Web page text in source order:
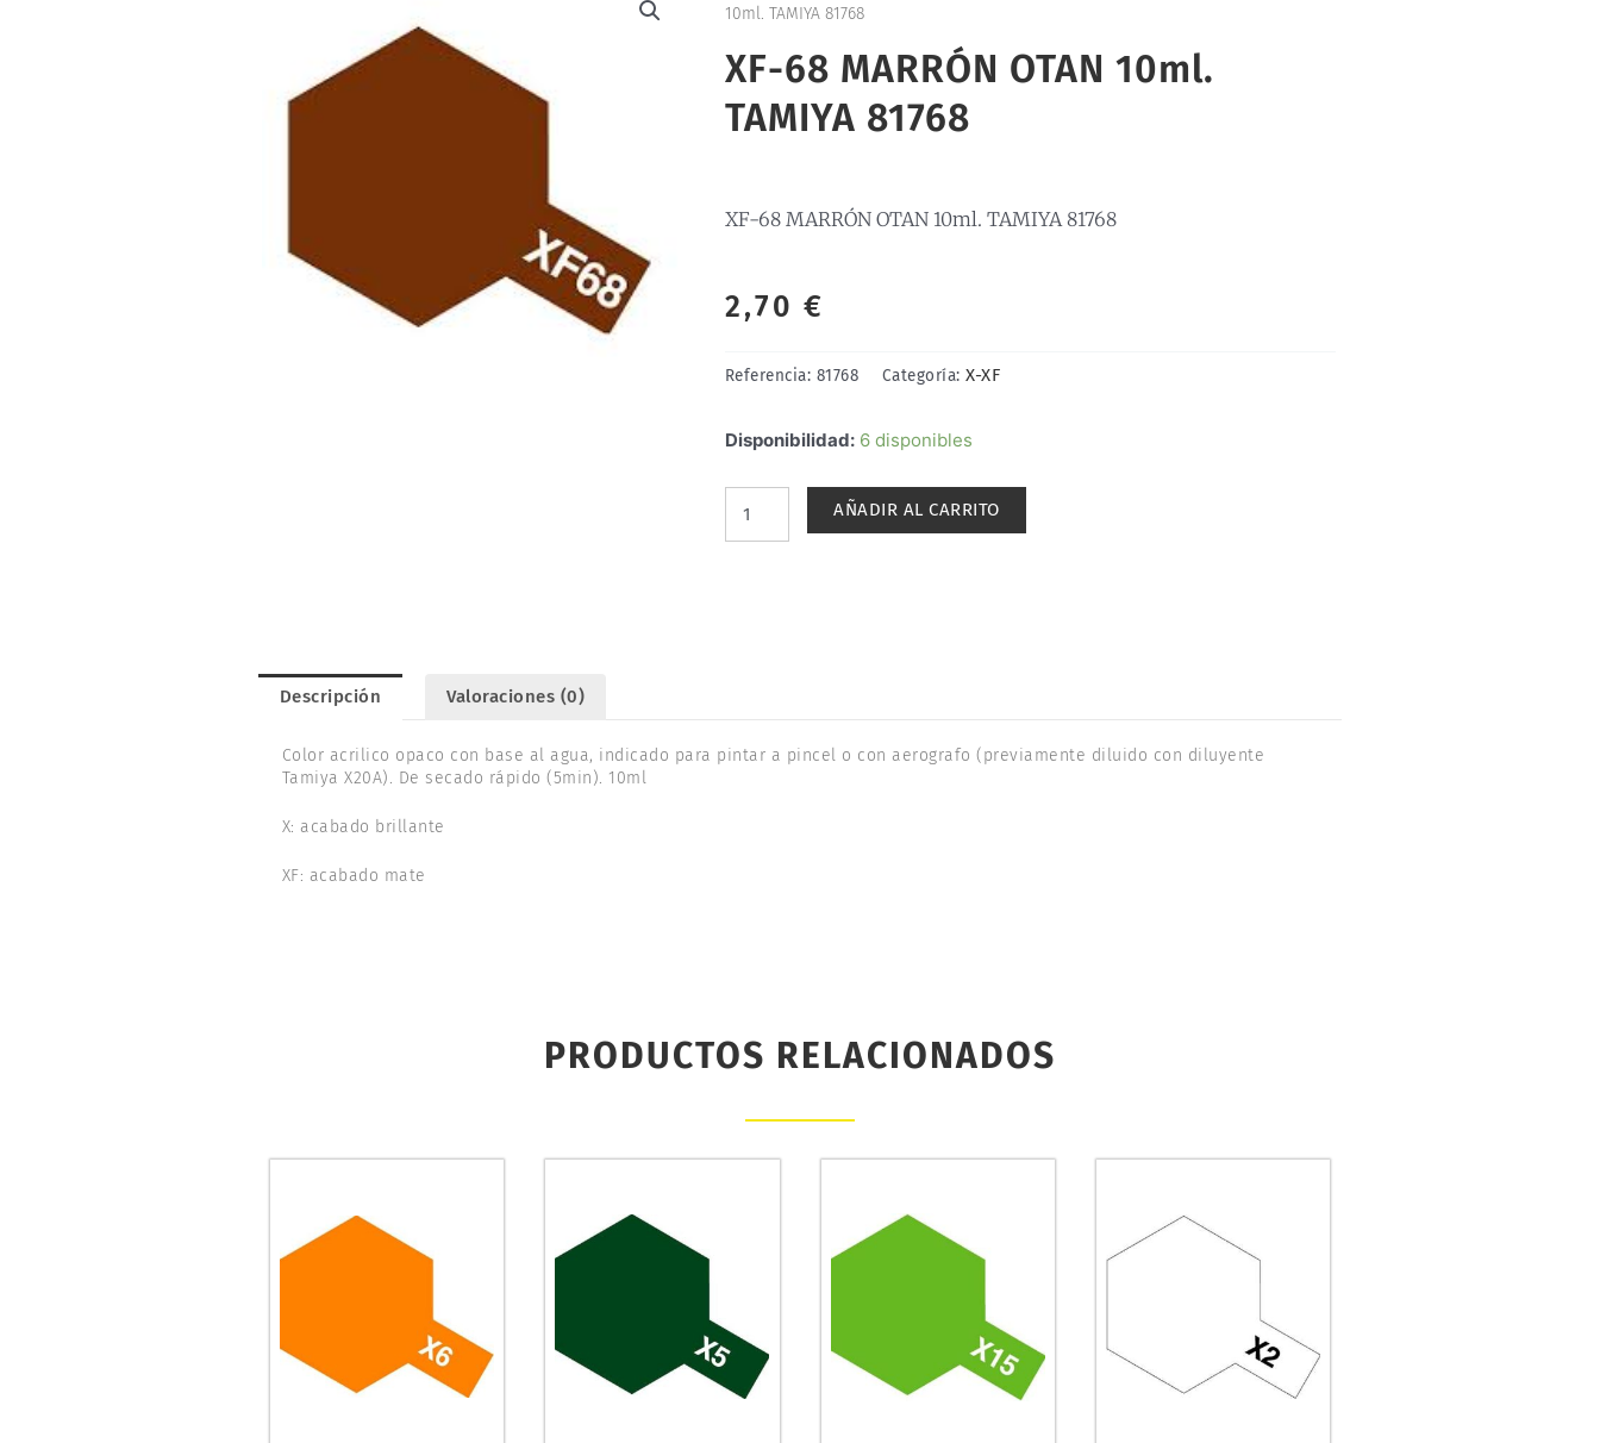
10ml. TAMIYA 81768
XF-68 MARRÓN OTAN 10ml.
TAMIYA 81768
XF-68 MARRÓN OTAN 10ml. TAMIYA 81768
2,70 €
Referencia: 81768 Categoría:X-XF
Disponibilidad: 6 disponibles
XF-
OTAN
AÑADIR AL CARRITO
Descripción Valoraciones (0)
Color acrilico opaco con base al agua, indicado para pintar a pincel o con aerografo (previamente diluido con diluyente
Tamiya X20A). De secado rápido (5min). 10ml
X: acabado brillante
XF: acabado mate
PRODUCTOS RELACIONADOS